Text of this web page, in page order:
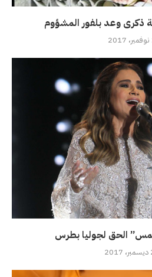
ذكرى وعد بلفور المشؤوم
الحق لجوليا بطرس